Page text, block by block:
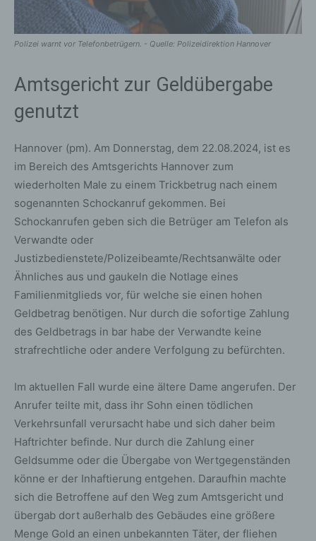
Polizei warnt vor Telefonbetrügern. - Quelle: Polizeidirektion Hannover
Amtsgericht zur Geldübergabe
genutzt
Hannover (pm). Am Donnerstag, dem 22.08.2024, ist es
im Bereich des Amtsgerichts Hannover zum
wiederholten Male zu einem Trickbetrug nach einem
sogenannten Schockanruf gekommen. Bei
Schockanrufen geben sich die Betrüger am Telefon als
Verwandte oder
Justizbedienstete/Polizeibeamte/Rechtsanwälte oder
Ähnliches aus und gaukeln die Notlage eines
Familienmitglieds vor, für welche sie einen hohen
Geldbetrag benötigen. Nur durch die sofortige Zahlung
des Geldbetrags in bar habe der Verwandte keine
strafrechtliche oder andere Verfolgung zu befürchten.
Im aktuellen Fall wurde eine ältere Dame angerufen. Der
Anrufer teilte mit, dass ihr Sohn einen tödlichen
Verkehrsunfall verursacht habe und sich daher beim
Haftrichter befinde. Nur durch die Zahlung einer
Geldsumme oder die Übergabe von Wertgegenständen
könne er der Inhaftierung entgehen. Daraufhin machte
sich die Betroffene auf den Weg zum Amtsgericht und
übergab dort außerhalb des Gebäudes eine größere
Menge Gold an einen unbekannten Täter, der fliehen